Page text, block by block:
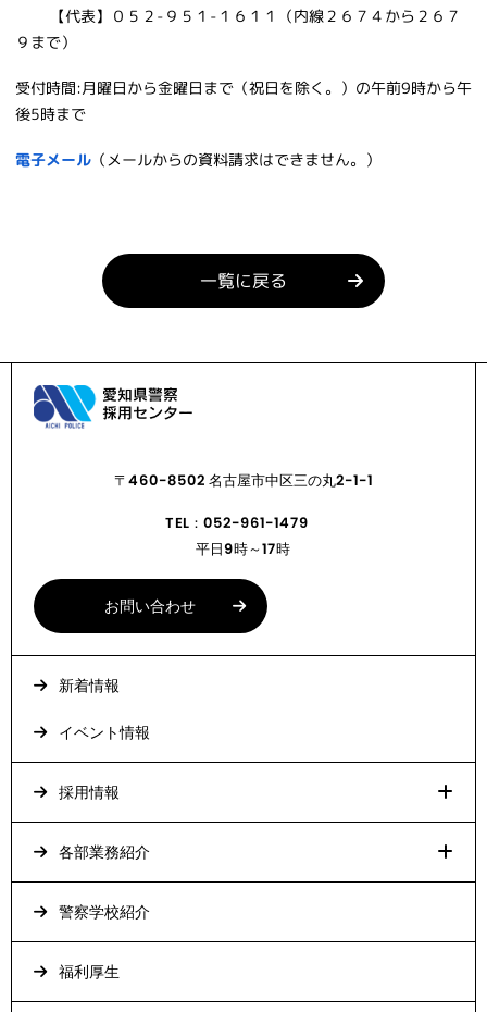
【代表】０５２-９５１-１６１１（内線２６７４から２６７
９まで）
受付時間:月曜日から金曜日まで（祝日を除く。）の午前9時から午
後5時まで
電子メール（メールからの資料請求はできません。）
一覧に戻る
〒460-8502 名古屋市中区三の丸2-1-1
TEL：052-961-1479
平日9時～17時
お問い合わせ
新着情報
イベント情報
採用情報
各部業務紹介
警察学校紹介
福利厚生